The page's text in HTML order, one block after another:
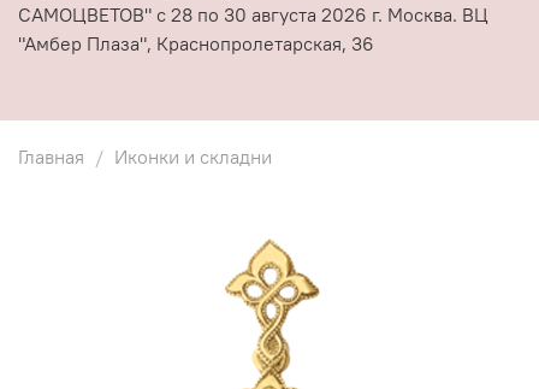
САМОЦВЕТОВ" с 28 по 30 августа 2026 г. Москва. ВЦ
"Амбер Плаза", Краснопролетарская, 36
Главная Иконки и складни